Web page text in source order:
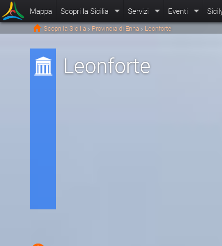
Mappa Scopri la Sicilia Servizi Eventi
Scopri la Sicilia > Provincia di Enna > Leonforte
Leonforte